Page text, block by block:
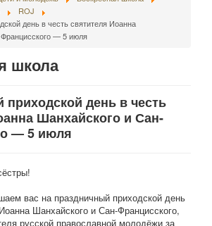
ROJ
день в честь святителя Иоанна
— 5 июля
школа
день в честь
Шанхайского и Сан-
— 5 июля
вас на праздничный приходской день
Шанхайского и Сан-Францисского,
русской православной молодёжи за